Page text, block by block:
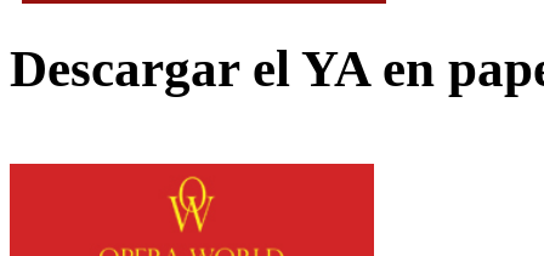
Descargar el YA en